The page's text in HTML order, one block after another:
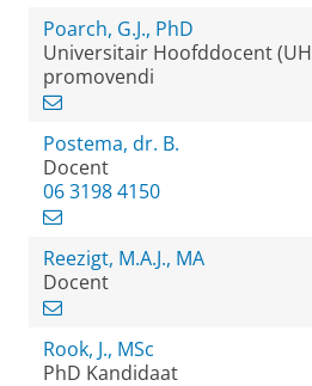
Poarch, G.J., PhD
Universitair Hoofddocent
promovendi
Postema, dr. B.
Docent
06 3198 4150
Reezigt, M.A.J., MA
Docent
Rook, J., MSc
PhD Kandidaat